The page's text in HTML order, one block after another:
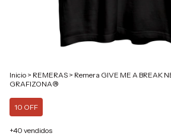
Inicio > REMERAS > Remera GIVE ME A BREAK
GRAFIZONA®
10 OFF
+40 vendidos